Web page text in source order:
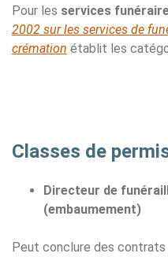
Pour les services
2002 sur les services de
crémation établit les
Classes de
Directeur de
(embaumement)
Peut conclure des